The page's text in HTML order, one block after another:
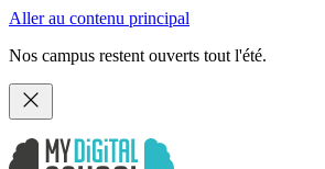
Aller au contenu principal
Nos campus restent ouverts tout l'été.